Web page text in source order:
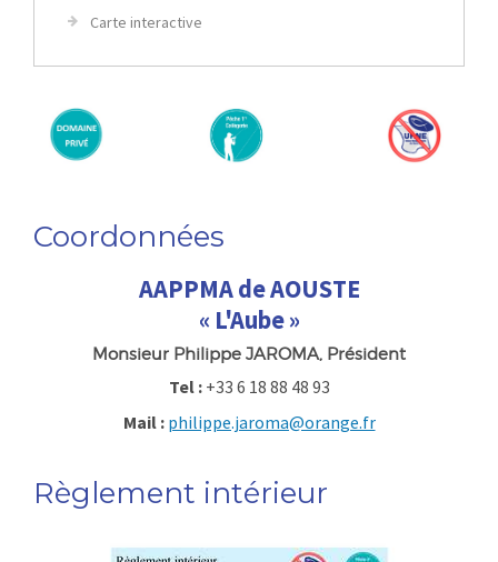
Carte interactive
Coordonnées
AAPPMA de AOUSTE
« L'Aube »
Monsieur Philippe JAROMA, Président
Tel : +33 6 18 88 48 93
Mail : philippe.jaroma@orange.fr
Règlement intérieur